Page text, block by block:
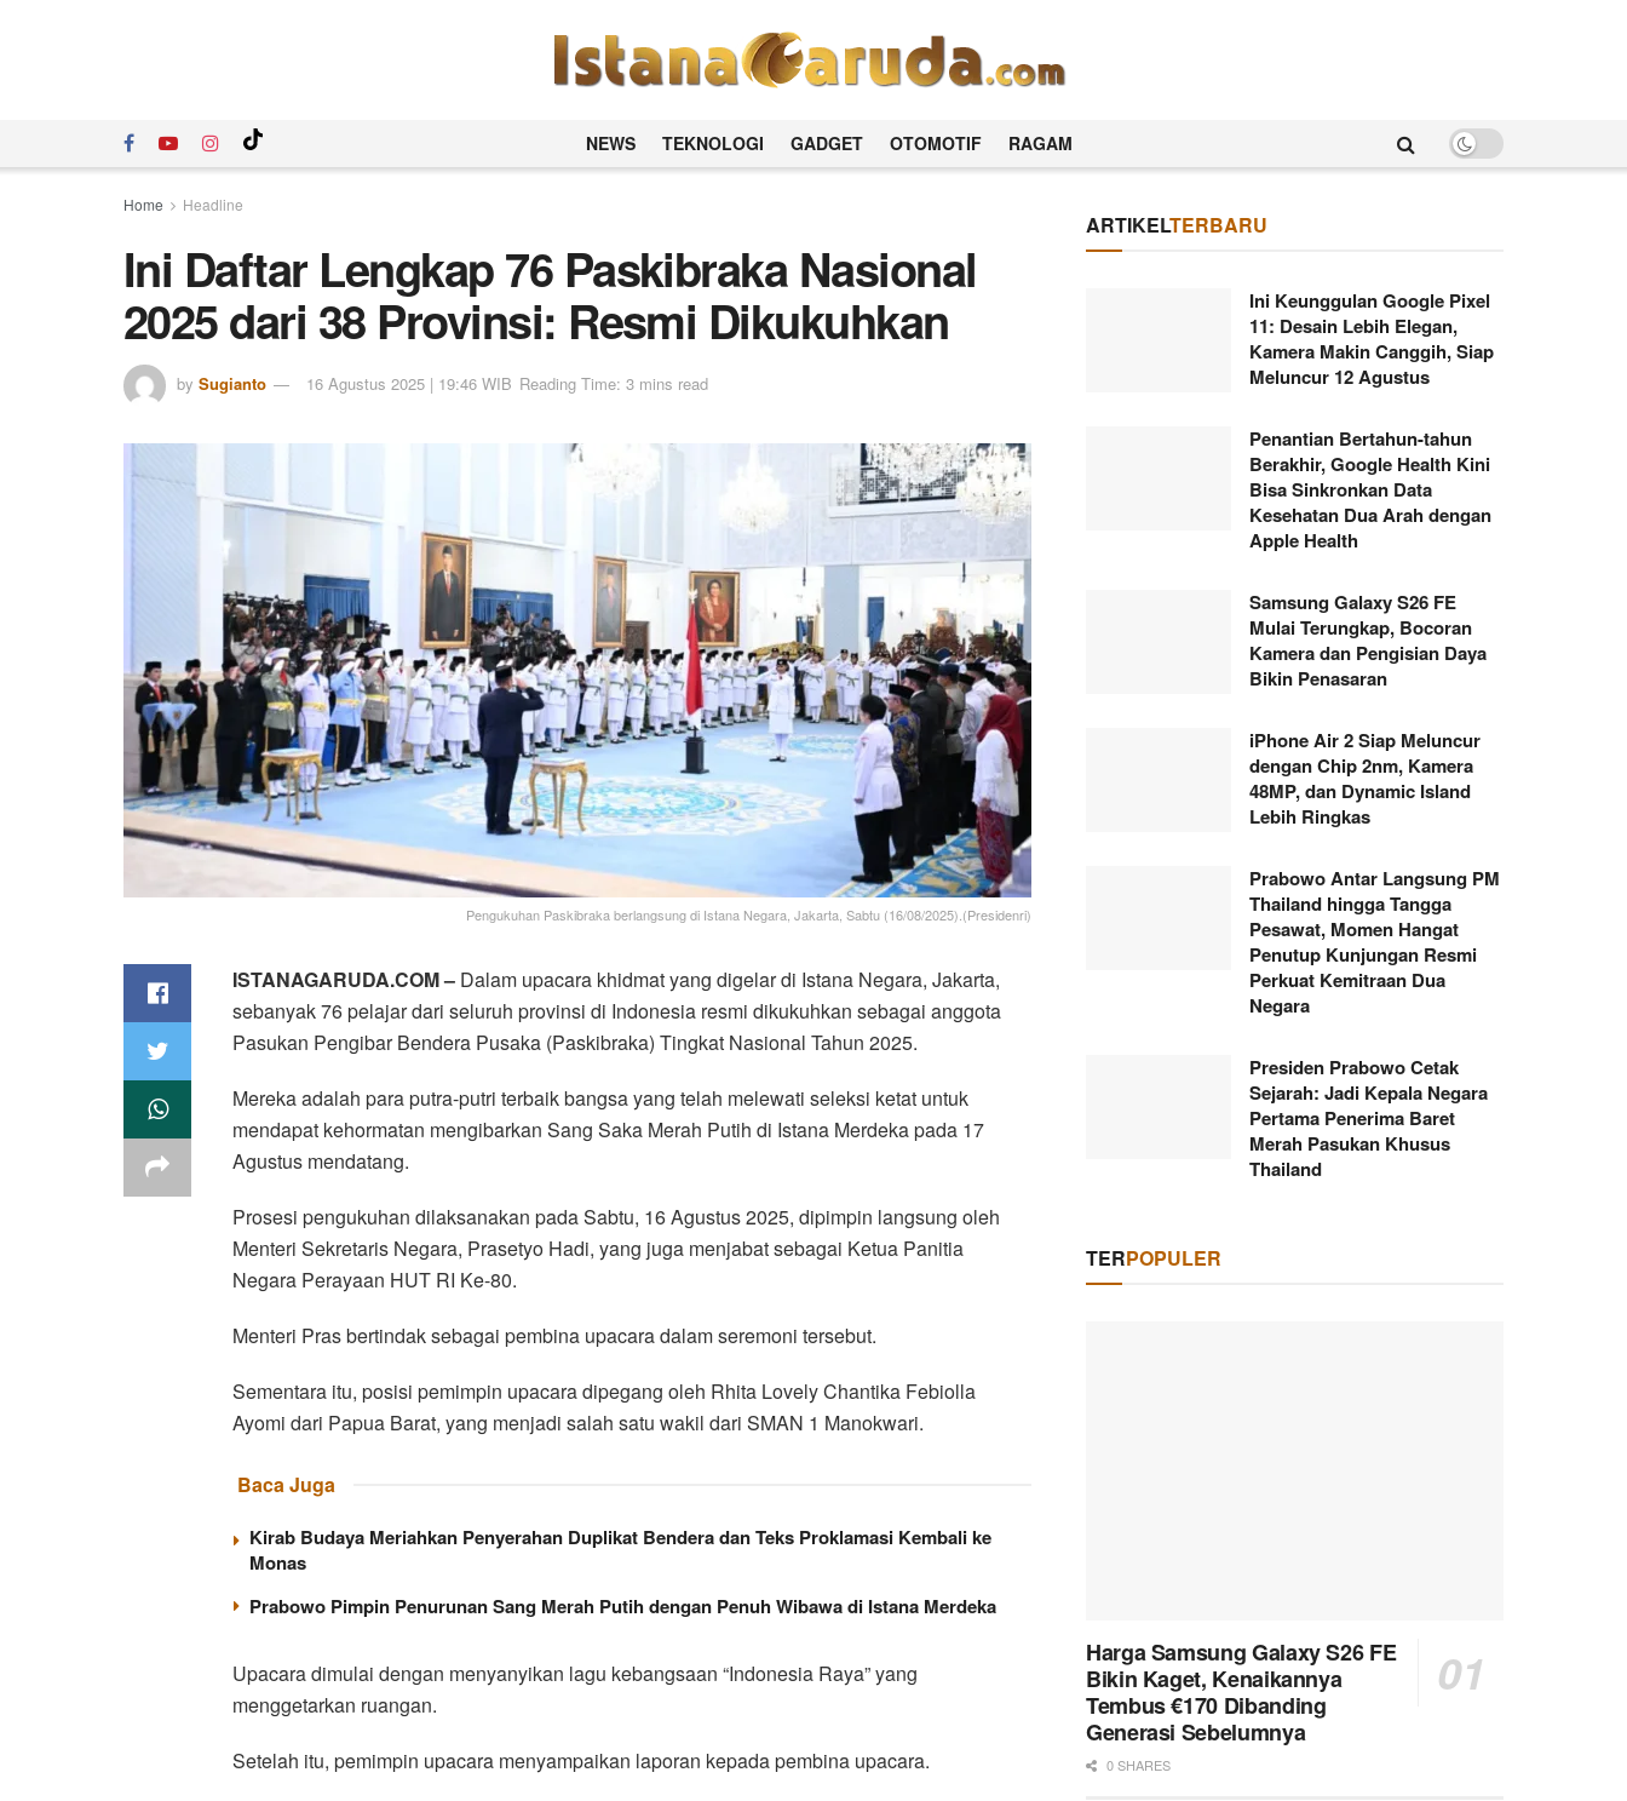
NEWS TEKNOLOGI GADGET OTOMOTIF RAGAM
Home Headline
Ini Daftar Lengkap 76 Paskibraka Nasional
2025 dari 38 Provinsi: Resmi Dikukuhkan
by Sugianto 16 Agustus 2025 | 19:46 WIB Reading Time: 3 mins read
Pengukuhan Paskibraka berlangsung di Istana Negara, Jakarta, Sabtu (16/08/2025).(Presidenri)
ISTANAGARUDA.COM – Dalam upacara khidmat yang digelar di Istana Negara, Jakarta,
sebanyak 76 pelajar dari seluruh provinsi di Indonesia resmi dikukuhkan sebagai anggota
Pasukan Pengibar Bendera Pusaka (Paskibraka) Tingkat Nasional Tahun 2025.
Mereka adalah para putra-putri terbaik bangsa yang telah melewati seleksi ketat untuk
mendapat kehormatan mengibarkan Sang Saka Merah Putih di Istana Merdeka pada 17
Agustus mendatang.
Prosesi pengukuhan dilaksanakan pada Sabtu, 16 Agustus 2025, dipimpin langsung oleh
Menteri Sekretaris Negara, Prasetyo Hadi, yang juga menjabat sebagai Ketua Panitia
Negara Perayaan HUT RI Ke-80.
Menteri Pras bertindak sebagai pembina upacara dalam seremoni tersebut.
Sementara itu, posisi pemimpin upacara dipegang oleh Rhita Lovely Chantika Febiolla
Ayomi dari Papua Barat, yang menjadi salah satu wakil dari SMAN 1 Manokwari.
Baca Juga
Kirab Budaya Meriahkan Penyerahan Duplikat Bendera dan Teks Proklamasi Kembali ke
Monas
Prabowo Pimpin Penurunan Sang Merah Putih dengan Penuh Wibawa di Istana Merdeka
Upacara dimulai dengan menyanyikan lagu kebangsaan “Indonesia Raya” yang
menggetarkan ruangan.
Setelah itu, pemimpin upacara menyampaikan laporan kepada pembina upacara.
ARTIKELTERBARU
Ini Keunggulan Google Pixel
11: Desain Lebih Elegan,
Kamera Makin Canggih, Siap
Meluncur 12 Agustus
Penantian Bertahun-tahun
Berakhir, Google Health Kini
Bisa Sinkronkan Data
Kesehatan Dua Arah dengan
Apple Health
Samsung Galaxy S26 FE
Mulai Terungkap, Bocoran
Kamera dan Pengisian Daya
Bikin Penasaran
iPhone Air 2 Siap Meluncur
dengan Chip 2nm, Kamera
48MP, dan Dynamic Island
Lebih Ringkas
Prabowo Antar Langsung PM
Thailand hingga Tangga
Pesawat, Momen Hangat
Penutup Kunjungan Resmi
Perkuat Kemitraan Dua
Negara
Presiden Prabowo Cetak
Sejarah: Jadi Kepala Negara
Pertama Penerima Baret
Merah Pasukan Khusus
Thailand
TERPOPULER
Harga Samsung Galaxy S26 FE
Bikin Kaget, Kenaikannya
Tembus €170 Dibanding
Generasi Sebelumnya
0 SHARES